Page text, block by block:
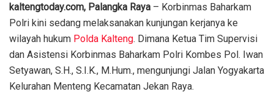
kaltengtoday.com, Palangka Raya – Korbinmas Baharkam
Polri kini sedang melaksanakan kunjungan kerjanya ke
wilayah hukum Polda Kalteng. Dimana Ketua Tim Supervisi
dan Asistensi Korbinmas Baharkam Polri Kombes Pol. Iwan
Setyawan, S.H., S.I.K., M.Hum., mengunjungi Jalan Yogyakarta
Kelurahan Menteng Kecamatan Jekan Raya.